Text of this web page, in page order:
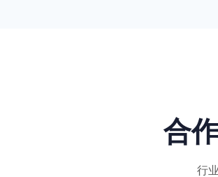
合
行